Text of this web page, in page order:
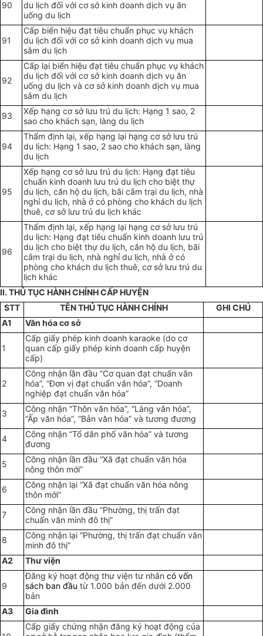
90
du lịch đối với cơ sở kinh doanh dịch vụ ăn
uống du lịch
91
Cấp biển hiệu đạt tiêu chuẩn phục vụ khách
du lịch đối với cơ sở kinh doanh dịch vụ mua
sắm du lịch
92
Cấp lại biển hiệu đạt tiêu chuẩn phục vụ khách
du lịch đối với cơ sở kinh doanh dịch vụ ăn
uống du lịch và cơ sở kinh doanh dịch vụ mua
sắm du lịch
93
Xếp hạng cơ sở lưu trú du lịch: Hạng 1 sao, 2
sao cho khách sạn, làng du lịch
94
Thẩm định lại, xếp hạng lại hạng cơ sở lưu trú
du lịch: Hạng 1 sao, 2 sao cho khách sạn, làng
du lịch
95
Xếp hạng cơ sở lưu trú du lịch: Hạng đạt tiêu
chuẩn kinh doanh lưu trú du lịch cho biệt thự
du lịch, căn hộ du lịch, bãi cắm trại du lịch, nhà
nghỉ du lịch, nhà ở có phòng cho khách du lịch
thuê, cơ sở lưu trú du lịch khác
96
Thẩm định lại, xếp hạng lại hạng cơ sở lưu trú
du lịch: Hạng đạt tiêu chuẩn kinh doanh lưu trú
du lịch cho biệt thự du lịch, căn hộ du lịch, bãi
cắm trại du lịch, nhà nghỉ du lịch, nhà ở có
phòng cho khách du lịch thuê, cơ sở lưu trú du
lịch khác
II. THỦ TỤC HÀNH CHÍNH CẤP HUYỆN
STT
TÊN THỦ TỤC HÀNH CHÍNH
GHI CHÚ
A1
Văn hóa cơ sở
1
Cấp giấy phép kinh doanh karaoke (do cơ
quan cấp giấy phép kinh doanh cấp huyện
cấp)
2
Công nhận lần đầu “Cơ quan đạt chuẩn văn
hóa”, “Đơn vị đạt chuẩn văn hóa”, “Doanh
nghiệp đạt chuẩn văn hóa”
3
Công nhận “Thôn văn hóa”, “Làng văn hóa”,
“Ấp văn hóa”, “Bản văn hóa” và tương đương
4
Công nhận “Tổ dân phố văn hóa” và tương
đương
5
Công nhận lần đầu “Xã đạt chuẩn văn hóa
nông thôn mới”
6
Công nhận lại “Xã đạt chuẩn văn hóa nông
thôn mới”
7
Công nhận lần đầu “Phường, thị trấn đạt
chuẩn văn minh đô thị”
8
Công nhận lại “Phường, thị trấn đạt chuẩn văn
minh đô thị”
A2
Thư viện
9
Đăng ký hoạt động thư viện tư nhân có vốn
sách ban đầu từ 1.000 bản đến dưới 2.000
bản
A3
Gia đình
Cấp giấy chứng nhận đăng ký hoạt động của